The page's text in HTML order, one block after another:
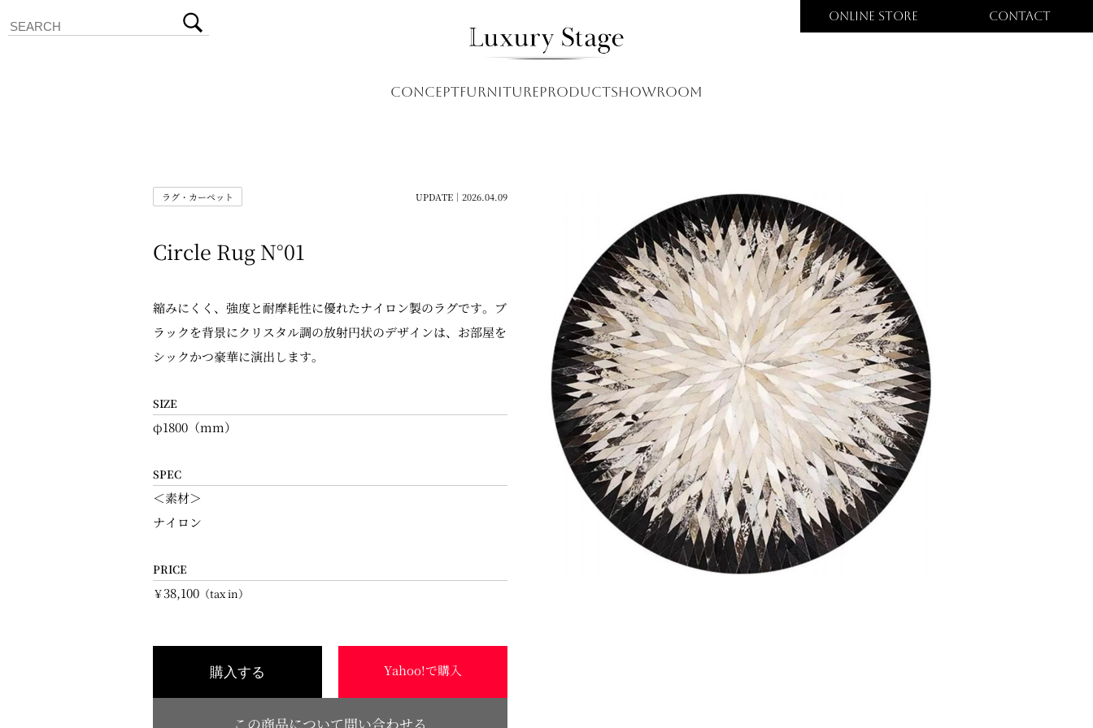
ONLINE STORE CONTACT
CONCEPTFURNITUREPRODUCTSHOWROOM
ラグ・カーペット UPDATE｜2026.04.09
Circle Rug N°01
縮みにくく、強度と耐摩耗性に優れたナイロン製のラグです。ブ
ラックを背景にクリスタル調の放射円状のデザインは、お部屋を
シックかつ豪華に演出します。
SIZE
φ1800（mm）
SPEC
＜素材＞
ナイロン
PRICE
￥38,100 （tax in）
購入する Yahoo!で購入
この商品について問い合わせる